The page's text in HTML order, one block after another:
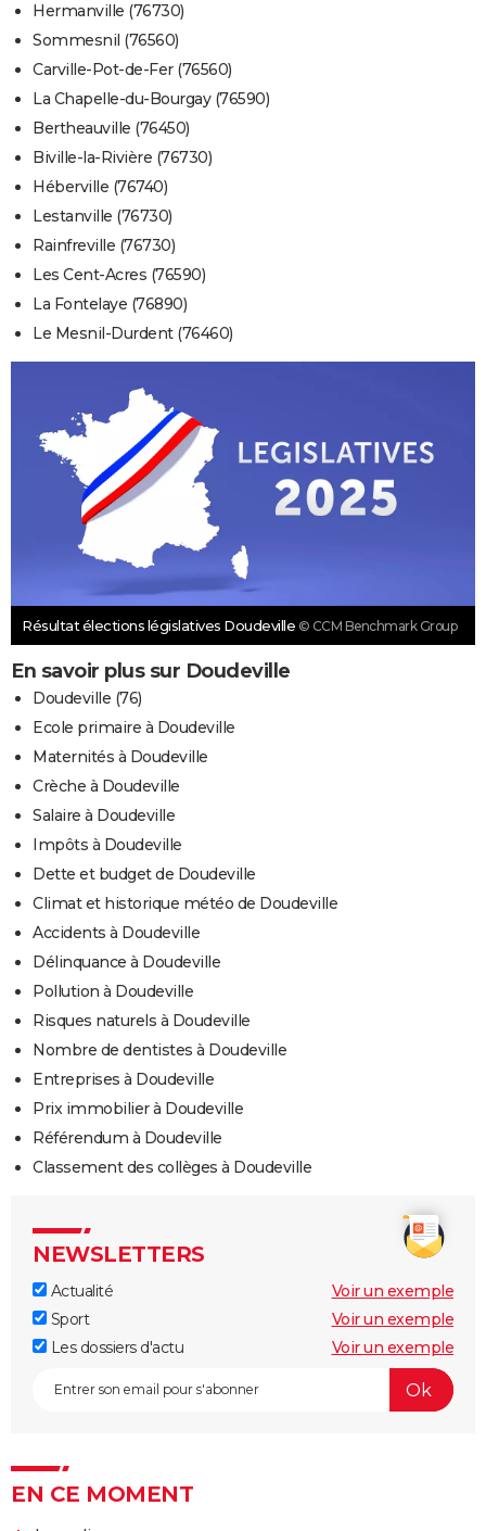
Hermanville (76730)
Sommesnil (76560)
Carville-Pot-de-Fer (76560)
La Chapelle-du-Bourgay (76590)
Bertheauville (76450)
Biville-la-Rivière (76730)
Héberville (76740)
Lestanville (76730)
Rainfreville (76730)
Les Cent-Acres (76590)
La Fontelaye (76890)
Le Mesnil-Durdent (76460)
Résultat élections législatives Doudeville © CCM Benchmark Group
En savoir plus sur Doudeville
Doudeville (76)
Ecole primaire à Doudeville
Maternités à Doudeville
Crèche à Doudeville
Salaire à Doudeville
Impôts à Doudeville
Dette et budget de Doudeville
Climat et historique météo de Doudeville
Accidents à Doudeville
Délinquance à Doudeville
Pollution à Doudeville
Risques naturels à Doudeville
Nombre de dentistes à Doudeville
Entreprises à Doudeville
Prix immobilier à Doudeville
Référendum à Doudeville
Classement des collèges à Doudeville
NEWSLETTERS
Actualité
Voir un exemple
Sport
Voir un exemple
Les dossiers d'actu
Voir un exemple
EN CE MOMENT